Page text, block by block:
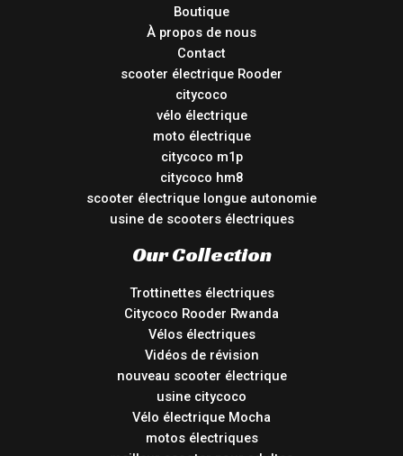
Boutique
À propos de nous
Contact
scooter électrique Rooder
citycoco
vélo électrique
moto électrique
citycoco m1p
citycoco hm8
scooter électrique longue autonomie
usine de scooters électriques
Our Collection
Trottinettes électriques
Citycoco Rooder Rwanda
Vélos électriques
Vidéos de révision
nouveau scooter électrique
usine citycoco
Vélo électrique Mocha
motos électriques